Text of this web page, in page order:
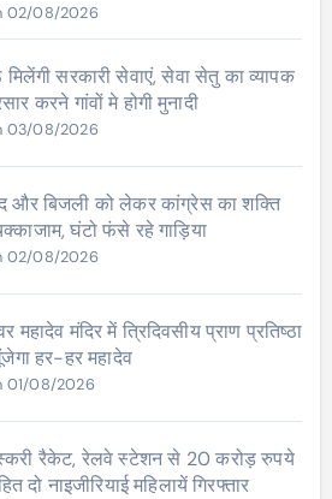
02/08/2026
सरकारी सेवाएं, सेवा सेतु का व्यापक
करने गांवों मे होगी मुनादी
03/08/2026
और बिजली को लेकर कांग्रेस का शक्ति
घंटो फंसे रहे गाड़िया
02/08/2026
महादेव मंदिर में त्रिदिवसीय प्राण प्रतिष्ठा
हर-हर महादेव
01/08/2026
रैकेट, रेलवे स्टेशन से 20 करोड़ रुपये
दो नाइजीरियाई महिलायें गिरफ्तार